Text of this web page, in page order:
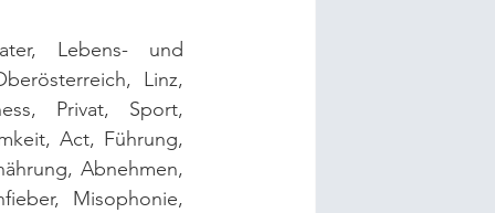
Lebens- und
Linz,
Privat, Sport,
Act, Führung,
Abnehmen,
Misophonie,